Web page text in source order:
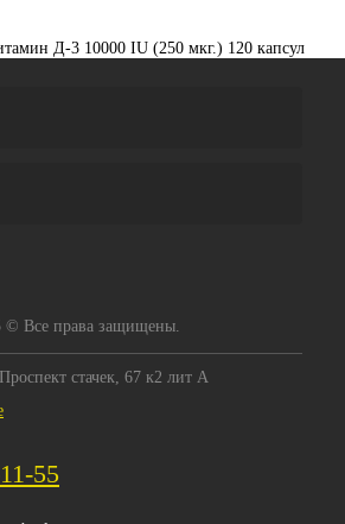
Д-3 10000 IU (250 мкг.) 120 капсул
© Все права защищены.
стачек, 67 к2 лит А
55